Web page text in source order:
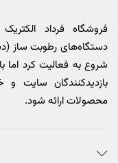
فروشگاه فرداد
دستگاه‌های رطوبت ساز
شروع به فعالیت کرد اما
بازدیدکنندگان سایت
محصولات ارائه شود.